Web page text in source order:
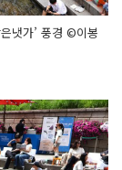
냇가’ 풍경 ©이봉